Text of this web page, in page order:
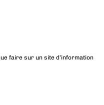
faire sur un site d’information